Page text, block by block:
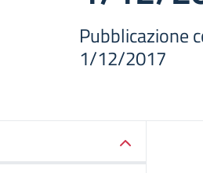
Pubblicazione
1/12/2017